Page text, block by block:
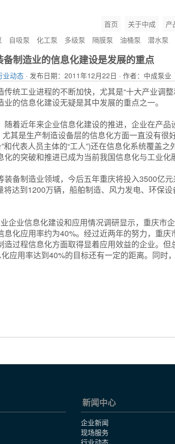
首页 关于中成 产
自吸泵 化工泵 多级泵 隔膜泵 油桶泵 潜水泵
备制造业的信息化建设是发展的重点
业动态 · 发布日期：2011年12月22日 · 作者：中成泵业
统工业进程的不断加快，尤其是“十大产业调
的信息化建设无疑是其中发展的重点之一。
着近年来企业信息化建设的推进，企业在产
其是生产制造设备层的信息化方面一直没有
代表人员主体的“工人”)还在信息化系统覆盖
的突破和推进已成为当前我国信息化与工业化
备制造业领域，今后五年重庆将投入3500亿
达到1200万辆，船舶制造、风力发电、环保
业信息化建设和应用情况调研显示，重庆市
化应用率约为40%。经过近两年的努力，重庆
过程信息化方面取得显着应用效益的企业。
应用率达到40%的目标还有一定的距离。同
新闻中心
企业新闻
现场服务
行业动态